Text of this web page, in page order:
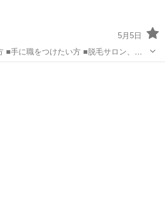
自...
5月5日
■手に職をつけたい方 ■脱毛サロン、マ
の オーナー様、スタッフ様 ■看護や介護